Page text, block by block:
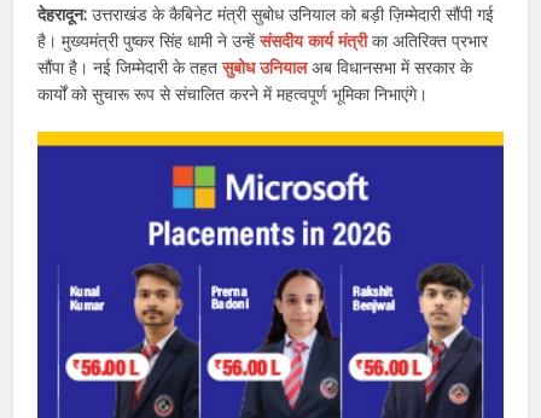
देहरादून:उत्तराखंड के कैबिनेट मंत्री सुबोध उनियाल को बड़ी ज़िम्मेदारी सौंपी गई
है। मुख्यमंत्री पुष्कर सिंह धामी ने उन्हेंसंसदीय कार्य मंत्रीका अतिरिक्त प्रभार
सौंपा है। नई जिम्मेदारी के तहतसुबोध उनियालअब विधानसभा में सरकार के
कार्यों को सुचारू रूप से संचालित करने में महत्वपूर्ण भूमिका निभाएंगे।